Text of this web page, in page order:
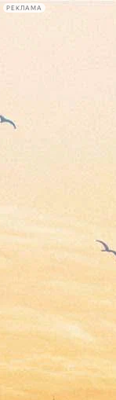
РЕКЛАМА
лекции
книги